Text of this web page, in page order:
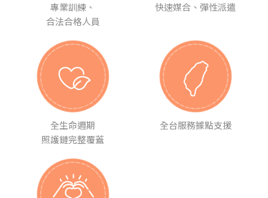
專業訓練、
合法合格人員
快速媒合、彈性派遣
全生命週期
照護鏈完整覆蓋
全台服務據點支援